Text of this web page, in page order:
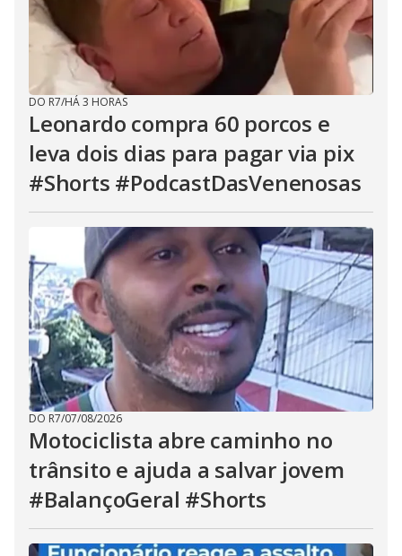
DO R7/HÁ 3 HORAS
Leonardo compra 60 porcos e
leva dois dias para pagar via pix
#Shorts #PodcastDasVenenosas
DO R7/07/08/2026
Motociclista abre caminho no
trânsito e ajuda a salvar jovem
#BalançoGeral #Shorts